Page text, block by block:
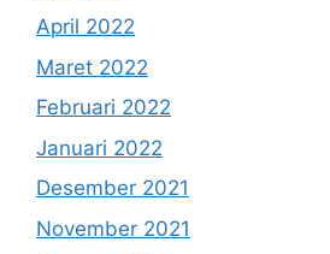
April 2022
Maret 2022
Februari 2022
Januari 2022
Desember 2021
November 2021